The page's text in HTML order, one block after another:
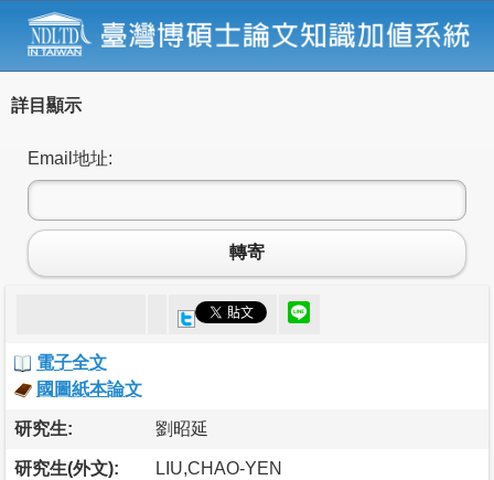
詳目顯示
Email地址:
轉寄
電子全文
國圖紙本論文
研究生: 劉昭延
研究生(外文): LIU,CHAO-YEN